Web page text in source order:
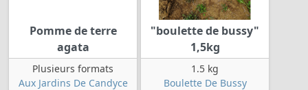
Pomme de terre
agata
Plusieurs formats
Aux Jardins De Candyce
"boulette de bussy"
1,5kg
1.5 kg
Boulette De Bussy